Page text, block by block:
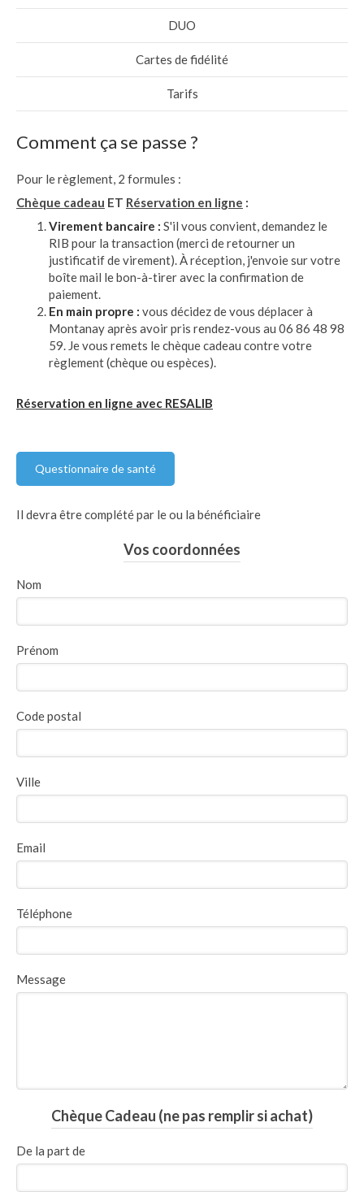
DUO
Cartes de fidélité
Tarifs
Comment ça se passe ?
Pour le règlement, 2 formules :
Chèque cadeau ET Réservation en ligne :
Virement bancaire : S'il vous convient, demandez le
RIB pour la transaction (merci de retourner un
justificatif de virement). À réception, j'envoie sur votre
boîte mail le bon-à-tirer avec la confirmation de
paiement.
En main propre : vous décidez de vous déplacer à
Montanay après avoir pris rendez-vous au 06 86 48 98
59. Je vous remets le chèque cadeau contre votre
règlement (chèque ou espèces).
Réservation en ligne avec RESALIB
Questionnaire de santé
Il devra être complété par le ou la bénéficiaire
Vos coordonnées
Nom
Prénom
Code postal
Ville
Email
Téléphone
Message
Chèque Cadeau (ne pas remplir si achat)
De la part de